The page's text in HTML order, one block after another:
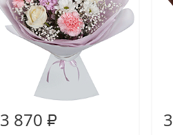
3 870 ₽